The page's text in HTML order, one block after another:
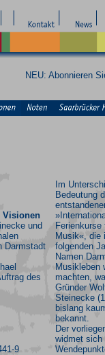
NEU: Abonnieren
Visionen
und
Darmstadt
des
9
Im
Bedeutung
Ferienkurse
Musik«, die
folgenden
Namen
Musikleben
machten,
Gründer
Steinecke
bislang
bekannt.
Der
widmet sich